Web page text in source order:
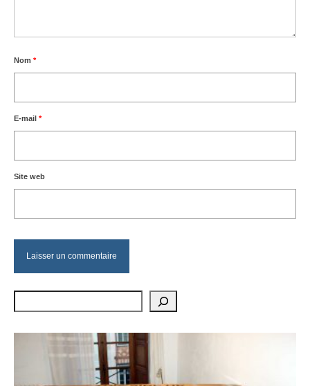
Nom *
E-mail *
Site web